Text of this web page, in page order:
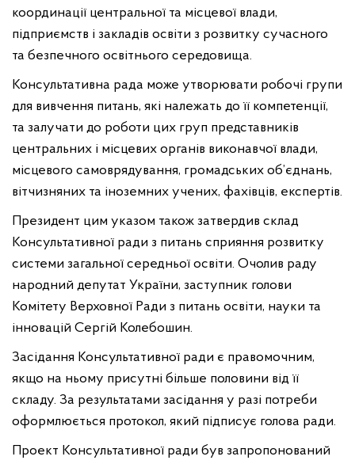
координації центральної та місцевої влади,
підприємств і закладів освіти з розвитку сучасного
та безпечного освітнього середовища.
Консультативна рада може утворювати робочі групи
для вивчення питань, які належать до її компетенції,
та залучати до роботи цих груп представників
центральних і місцевих органів виконавчої влади,
місцевого самоврядування, громадських об’єднань,
вітчизняних та іноземних учених, фахівців, експертів.
Президент цим указом також затвердив склад
Консультативної ради з питань сприяння розвитку
системи загальної середньої освіти. Очолив раду
народний депутат України, заступник голови
Комітету Верховної Ради з питань освіти, науки та
інновацій Сергій Колебошин.
Засідання Консультативної ради є правомочним,
якщо на ньому присутні більше половини від її
складу. За результатами засідання у разі потреби
оформлюється протокол, який підписує голова ради.
Проект Консультативної ради був запропонований